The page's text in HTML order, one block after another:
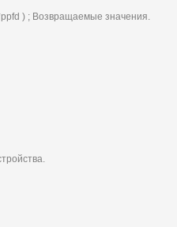
) ; Возвращаемые значения.